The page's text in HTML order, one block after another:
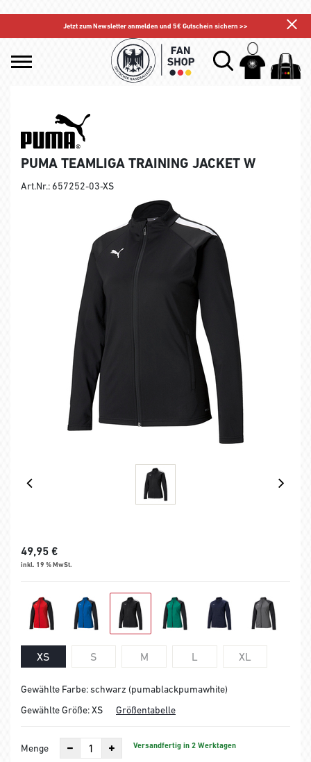
Jetzt zum Newsletter anmelden und 5€ Gutschein sichern >>
PUMA TEAMLIGA TRAINING JACKET W
Art.Nr.: 657252-03-XS
49,95 €
inkl. 19 % MwSt.
XS S M L XL
Gewählte Farbe: schwarz (pumablackpumawhite)
Gewählte Größe:XS Größentabelle
Menge Versandfertig in 2 Werktagen